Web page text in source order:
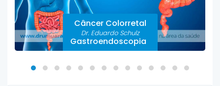
Câncer Colorretal
Dr. Eduardo Schulz
Gastroendoscopia